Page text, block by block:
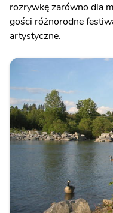
rozrywkę zarówno dla
gości różnorodne
artystyczne.